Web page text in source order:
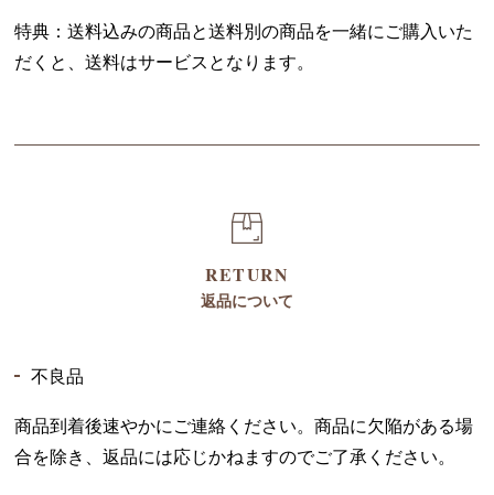
特典：送料込みの商品と送料別の商品を一緒にご購入いた
だくと、送料はサービスとなります。
RETURN
返品について
不良品
商品到着後速やかにご連絡ください。商品に欠陥がある場
合を除き、返品には応じかねますのでご了承ください。